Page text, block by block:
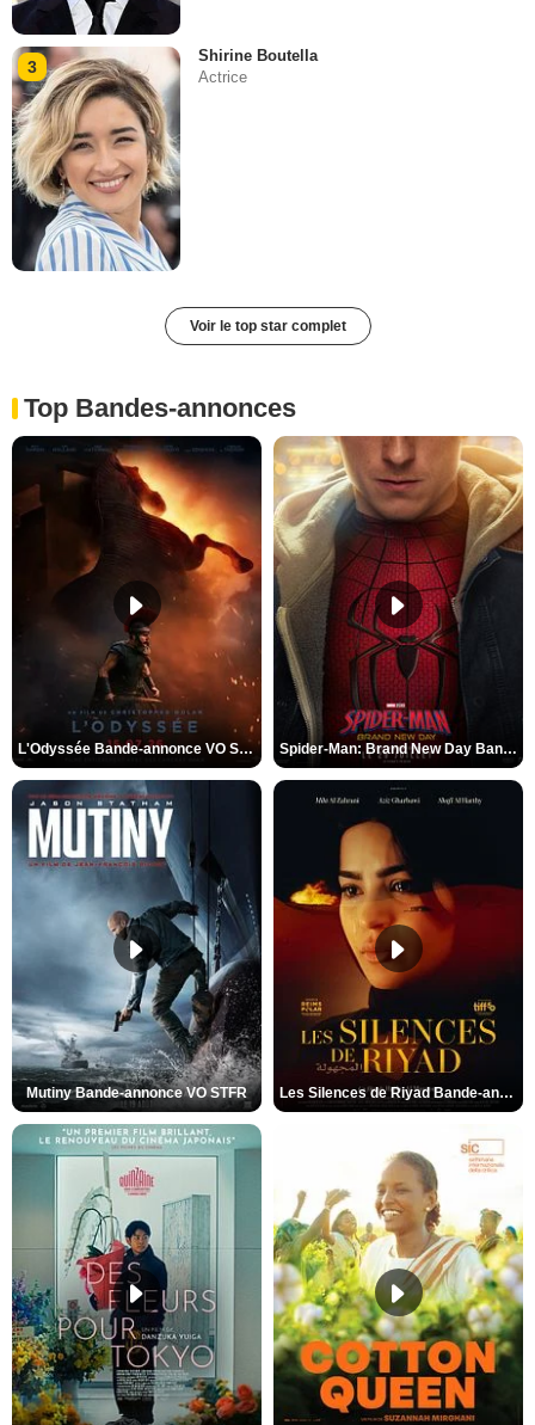
3
Shirine Boutella
Actrice
Voir le top star complet
Top Bandes-annonces
L'Odyssée Bande-annonce VO STFR Spider-Man: Brand New Day Bande-annonce VO STFR
Mutiny Bande-annonce VO STFR Les Silences de Riyad Bande-annonce VO STFR